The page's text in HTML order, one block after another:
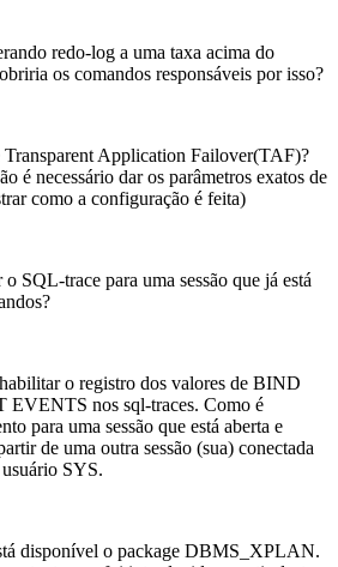
redo-log a uma taxa acima do
os comandos responsáveis por isso?
Transparent Application Failover(TAF)?
é necessário dar os parâmetros exatos de
como a configuração é feita)
SQL-trace para uma sessão que já está
o registro dos valores de BIND
nos sql-traces. Como é
para uma sessão que está aberta e
de uma outra sessão (sua) conectada
SYS.
disponível o package DBMS_XPLAN.